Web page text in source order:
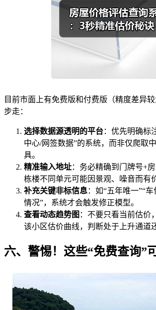
目前市面上有免费版和付费版（精度差异
步走：
选择数据源透明的平台：优先明确标
中心/网签数据”的系统，而非仅爬取
具。
精准输入地址：务必精确到门牌号+
栋楼不同单元可能因景观、噪音而有
补充关键非标信息：如“五年唯一”“
情况”，系统才会触发修正模型。
查看动态趋势图 ：不要只看当前估价
该小区估价曲线，判断处于上升通道
六、警惕！这些“免费查询”